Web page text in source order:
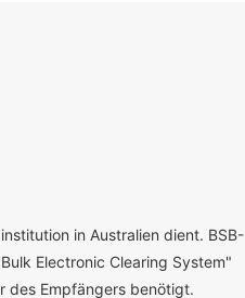
in Australien dient. BSB-
Electronic Clearing System"
des Empfängers benötigt.